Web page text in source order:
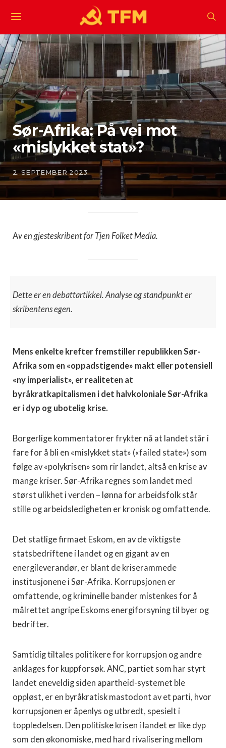
Sør-Afrika: På vei mot
«mislykket stat»?
2. SEPTEMBER 2023
Av en gjesteskribent for Tjen Folket Media.
Dette er en debattartikkel. Analyse og standpunkt er
skribentens egen.
Mens enkelte krefter fremstiller republikken Sør-
Afrika som en «oppadstigende» makt eller potensiell
«ny imperialist», er realiteten at
byråkratkapitalismen i det halvkoloniale Sør-Afrika
er i dyp og ubotelig krise.
Borgerlige kommentatorer frykter nå at landet står i
fare for å bli en «mislykket stat» («failed state») som
følge av «polykrisen» som rir landet, altså en krise av
mange kriser. Sør-Afrika regnes som landet med
størst ulikhet i verden – lønna for arbeidsfolk står
stille og arbeidsledigheten er kronisk og omfattende.
Det statlige firmaet Eskom, en av de viktigste
statsbedriftene i landet og en gigant av en
energileverandør, er blant de kriserammede
institusjonene i Sør-Afrika. Korrupsjonen er
omfattende, og kriminelle bander mistenkes for å
målrettet angripe Eskoms energiforsyning til byer og
bedrifter.
Samtidig tiltales politikere for korrupsjon og andre
anklages for kuppforsøk. ANC, partiet som har styrt
landet eneveldig siden apartheid-systemet ble
oppløst, er en byråkratisk mastodont av et parti, hvor
korrupsjonen er åpenlys og utbredt, spesielt i
toppledelsen. Den politiske krisen i landet er like dyp
som den økonomiske, med hard rivalisering mellom